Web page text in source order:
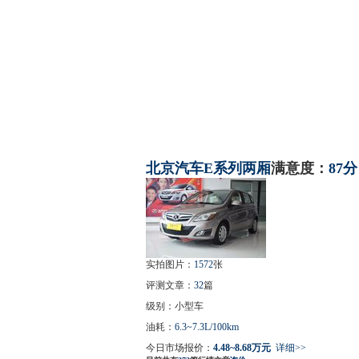
北京汽车E系列两厢满意度： 87分
实拍图片： 1572张
评测文章： 32篇
级别：小型车
油耗： 6.3~7.3L/100km
今日市场报价： 4.48~8.68万元 详细>>